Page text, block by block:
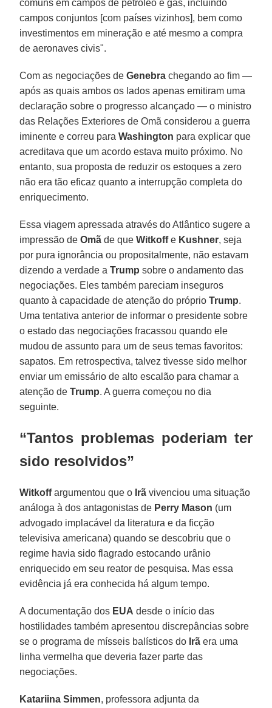
comuns em campos de petróleo e gás, incluindo
campos conjuntos [com países vizinhos], bem como
investimentos em mineração e até mesmo a compra
de aeronaves civis".
Com as negociações deGenebra chegando ao fim —
após as quais ambos os lados apenas emitiram uma
declaração sobre o progresso alcançado — o ministro
das Relações Exteriores de Omã considerou a guerra
iminente e correu paraWashington para explicar que
acreditava que um acordo estava muito próximo. No
entanto, sua proposta de reduzir os estoques a zero
não era tão eficaz quanto a interrupção completa do
enriquecimento.
Essa viagem apressada através do Atlântico sugere a
impressão deOmã de queWitkoffe Kushner, seja
por pura ignorância ou propositalmente, não estavam
dizendo a verdade aTrump sobre o andamento das
negociações. Eles também pareciam inseguros
quanto à capacidade de atenção do próprioTrump.
Uma tentativa anterior de informar o presidente sobre
o estado das negociações fracassou quando ele
mudou de assunto para um de seus temas favoritos:
sapatos. Em retrospectiva, talvez tivesse sido melhor
enviar um emissário de alto escalão para chamar a
atenção deTrump. A guerra começou no dia
seguinte.
“Tantos problemas poderiam ter
sido resolvidos”
Witkoffargumentou que o Irã vivenciou uma situação
análoga à dos antagonistas de Perry Mason (um
advogado implacável da literatura e da ficção
televisiva americana) quando se descobriu que o
regime havia sido flagrado estocando urânio
enriquecido em seu reator de pesquisa. Mas essa
evidência já era conhecida há algum tempo.
A documentação dos EUA desde o início das
hostilidades também apresentou discrepâncias sobre
se o programa de mísseis balísticos do Irã era uma
linha vermelha que deveria fazer parte das
negociações.
Katariina Simmen, professora adjunta da